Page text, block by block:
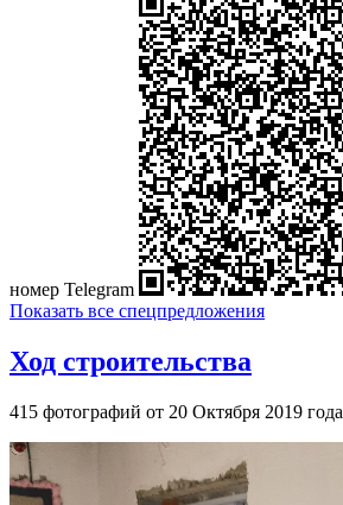
номер Telegram
Показать все спецпредложения
Ход строительства
415 фотографий от 20 Октября 2019 года